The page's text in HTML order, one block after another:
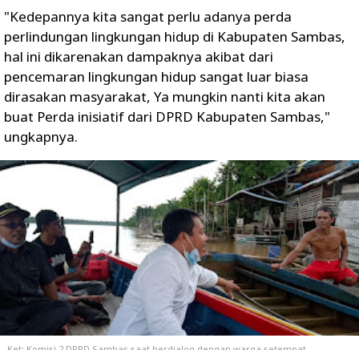
"Kedepannya kita sangat perlu adanya perda
perlindungan lingkungan hidup di Kabupaten Sambas,
hal ini dikarenakan dampaknya akibat dari
pencemaran lingkungan hidup sangat luar biasa
dirasakan masyarakat, Ya mungkin nanti kita akan
buat Perda inisiatif dari DPRD Kabupaten Sambas,"
ungkapnya.